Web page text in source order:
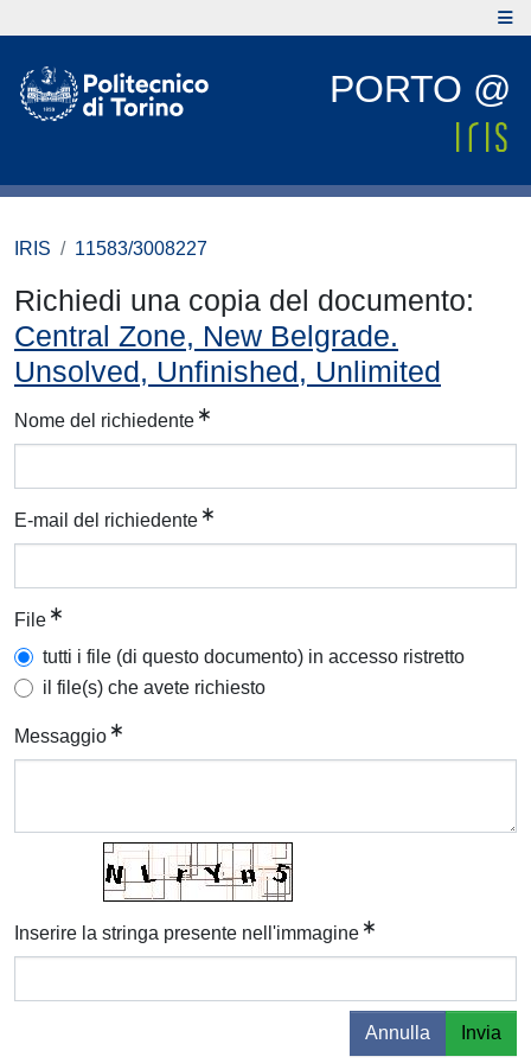
PORTO @
IRIS 11583/3008227
Richiedi una copia del documento:
Central Zone, New Belgrade.
Unsolved, Unfinished, Unlimited
Nome del richiedente
E-mail del richiedente
File
tutti i file (di questo documento) in accesso ristretto
il file(s) che avete richiesto
Messaggio
Inserire la stringa presente nell'immagine
Annulla Invia